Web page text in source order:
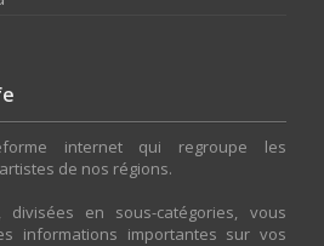
internet qui regroupe les
de nos régions.
en sous-catégories, vous
informations importantes sur vos